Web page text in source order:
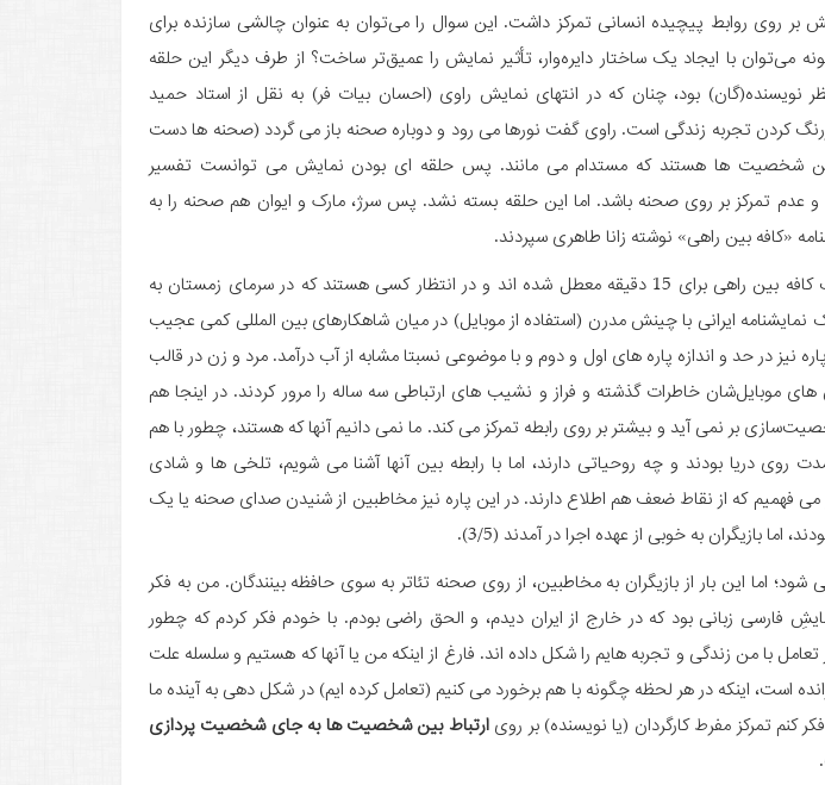
بر روی روابط پیچیده انسانی تمرکز داشت. این سوال را می‌توان به عنوان چالشی سازنده برای
می‌توان با ایجاد یک ساختار دایره‌وار، تأثیر نمایش را عمیق‌تر ساخت؟ از طرف دیگر این حلقه
نویسنده(گان) بود، چنان که در انتهای نمایش راوی (احسان بیات فر) به نقل از استاد حمید
کردن تجربه زندگی است. راوی گفت نورها می رود و دوباره صحنه باز می گردد (صحنه ها دست
شخصیت ها هستند که مستدام می مانند. پس حلقه ای بودن نمایش می توانست تفسیر
عدم تمرکز بر روی صحنه باشد. اما این حلقه بسته نشد. پس سرژ، مارک و ایوان هم صحنه را به
«کافه بین راهی» نوشته زانا طاهری سپردند.
زن و شوهری که در یک کافه بین راهی برای 15 دقیقه معطل شده اند و در انتظار کسی هستند که در سرمای زمستان به
نمایشنامه ایرانی با چینش مدرن (استفاده از موبایل) در میان شاهکارهای بین المللی کمی عجیب
نیز در حد و اندازه پاره های اول و دوم و با موضوعی نسبتا مشابه از آب درآمد. مرد و زن در قالب
موبایل‌شان خاطرات گذشته و فراز و نشیب های ارتباطی سه ساله را مرور کردند. در اینجا هم
بر نمی آید و بیشتر بر روی رابطه تمرکز می کند. ما نمی دانیم آنها که هستند، چطور با هم
روی دریا بودند و چه روحیاتی دارند، اما با رابطه بین آنها آشنا می شویم، تلخی ها و شادی
فهمیم که از نقاط ضعف هم اطلاع دارند. در این پاره نیز مخاطبین از شنیدن صدای صحنه یا یک
اما بازیگران به خوبی از عهده اجرا در آمدند (3/5).
اما این بار از بازیگران به مخاطبین، از روی صحنه تئاتر به سوی حافظه بینندگان. من به فکر
فارسی زبانی بود که در خارج از ایران دیدم، و الحق راضی بودم. با خودم فکر کردم که چطور
با من زندگی و تجربه هایم را شکل داده اند. فارغ از اینکه من یا آنها که هستیم و سلسله علت
است، اینکه در هر لحظه چگونه با هم برخورد می کنیم (تعامل کرده ایم) در شکل دهی به آینده ما
کنم تمرکز مفرط کارگردان (یا نویسنده) بر رویارتباط بین شخصیت ها به جای شخصیت پردازی